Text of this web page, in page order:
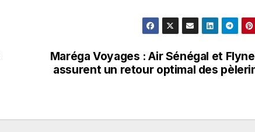
Maréga Voyages : Air Sénégal et
assurent un retour optimal des